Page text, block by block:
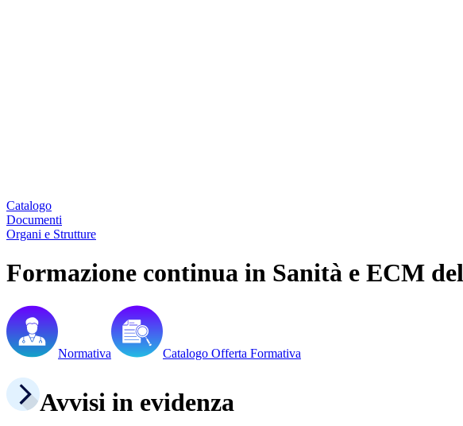
Catalogo
Documenti
Organi e Strutture
Formazione continua in Sanità e ECM
Normativa Catalogo Offerta Formativa
Avvisi in evidenza